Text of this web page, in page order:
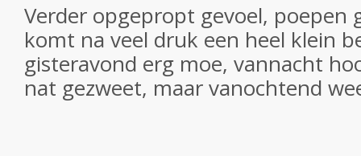
Verder opgepropt gevoel, poepen
komt na veel druk een heel klein
gisteravond erg moe, vannacht
nat gezweet, maar vanochtend